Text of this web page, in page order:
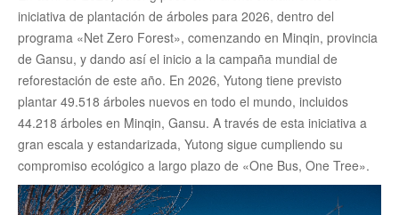
iniciativa de plantación de árboles para 2026, dentro del
programa «Net Zero Forest», comenzando en Minqin, provincia
de Gansu, y dando así el inicio a la campaña mundial de
reforestación de este año. En 2026, Yutong tiene previsto
plantar 49.518 árboles nuevos en todo el mundo, incluidos
44.218 árboles en Minqin, Gansu. A través de esta iniciativa a
gran escala y estandarizada, Yutong sigue cumpliendo su
compromiso ecológico a largo plazo de «One Bus, One Tree».